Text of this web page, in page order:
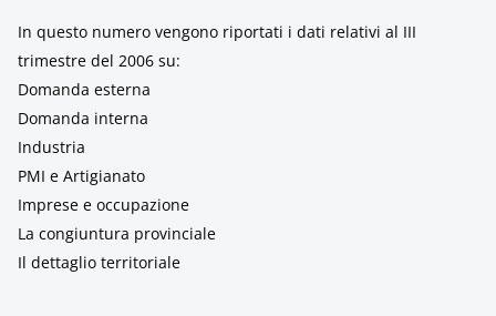
In questo numero vengono riportati i dati relativi al III
trimestre del 2006 su:
Domanda esterna
Domanda interna
Industria
PMI e Artigianato
Imprese e occupazione
La congiuntura provinciale
Il dettaglio territoriale